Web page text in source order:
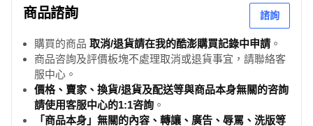
商品諮詢 諮詢
購買的商品 取消/退貨請在我的酷澎購買記錄中申請 。
商品咨詢及評價板塊不處理取消或退貨事宜，請聯絡客
服中心。
價格、賣家、換貨/退貨及配送等與商品本身無關的咨詢
請使用客服中心的1:1咨詢 。
「商品本身」無關的內容、轉讓、廣告、辱罵、洗版等